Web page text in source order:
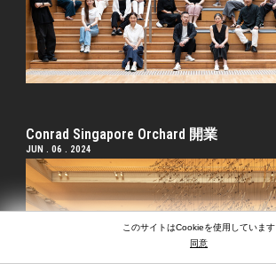
Conrad Singapore Orchard 開業
JUN . 06 . 2024
このサイトはCookieを使用しています
同意